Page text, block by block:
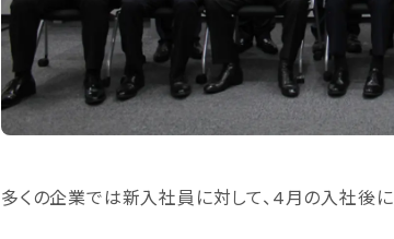
多くの企業では新入社員に対して、4月の入社後に